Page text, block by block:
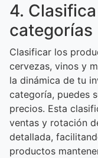
4.
categorías
Clasificar los
cervezas, vinos y
la dinámica de tu
categoría, puedes
precios. Esta
ventas y rotación
detallada,
productos